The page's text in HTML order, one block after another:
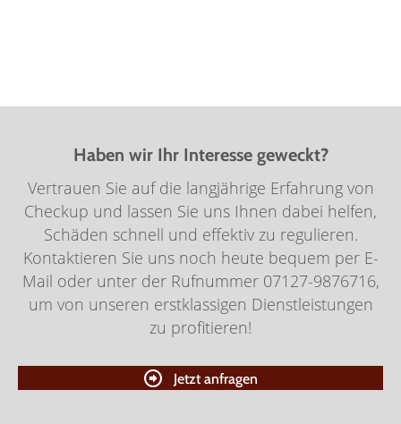
Haben wir Ihr Interesse geweckt?
Vertrauen Sie auf die langjährige Erfahrung von
Checkup und lassen Sie uns Ihnen dabei helfen,
Schäden schnell und effektiv zu regulieren.
Kontaktieren Sie uns noch heute bequem per E-
Mail oder unter der Rufnummer 07127-9876716,
um von unseren erstklassigen Dienstleistungen
zu profitieren!
Jetzt anfragen